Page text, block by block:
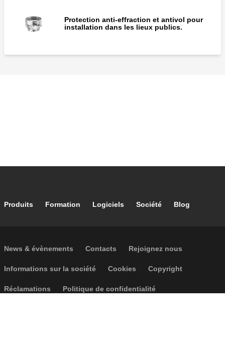
Protection anti-effraction et antivol pour
installation dans les lieux publics.
Footer main navigation
Produits Formation Logiciels Société Blog
Footer secondary navigation
News & évènements Contacts Rejoignez nous
Footer menu
Informations sur la société Cookies Copyright
Réclamations Politique de confidentialité